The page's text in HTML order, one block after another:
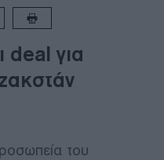
deal για
του